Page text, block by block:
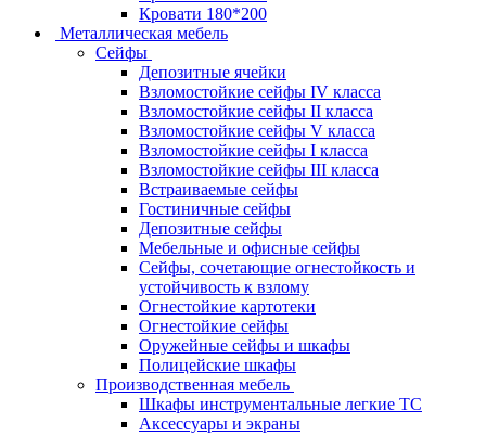
Кровати 180*200
Металлическая мебель
Сейфы
Депозитные ячейки
Взломостойкие сейфы IV класса
Взломостойкие сейфы II класса
Взломостойкие сейфы V класса
Взломостойкие сейфы I класса
Взломостойкие сейфы III класса
Встраиваемые сейфы
Гостиничные сейфы
Депозитные сейфы
Мебельные и офисные сейфы
Сейфы, сочетающие огнестойкость и
устойчивость к взлому
Огнестойкие картотеки
Огнестойкие сейфы
Оружейные сейфы и шкафы
Полицейские шкафы
Производственная мебель
Шкафы инструментальные легкие ТС
Аксессуары и экраны